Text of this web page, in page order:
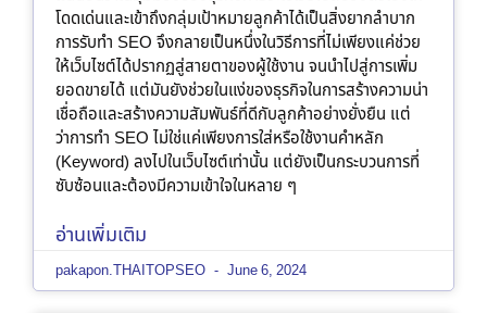
โดดเด่นและเข้าถึงกลุ่มเป้าหมายลูกค้าได้เป็นสิ่งยากลำบาก
การรับทำ SEO จึงกลายเป็นหนึ่งในวิธีการที่ไม่เพียงแค่ช่วย
ให้เว็บไซต์ได้ปรากฏสู่สายตาของผู้ใช้งาน จนนำไปสู่การเพิ่ม
ยอดขายได้ แต่มันยังช่วยในแง่ของธุรกิจในการสร้างความน่า
เชื่อถือและสร้างความสัมพันธ์ที่ดีกับลูกค้าอย่างยั่งยืน แต่
ว่าการทำ SEO ไม่ใช่แค่เพียงการใส่หรือใช้งานคำหลัก
(Keyword) ลงไปในเว็บไซต์เท่านั้น แต่ยังเป็นกระบวนการที่
ซับซ้อนและต้องมีความเข้าใจในหลาย ๆ
อ่านเพิ่มเติม
pakapon.THAITOPSEO June 6, 2024